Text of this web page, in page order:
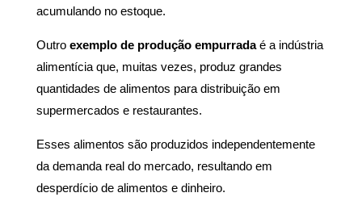
acumulando no estoque.
Outro exemplo de produção empurradaé a indústria
alimentícia que, muitas vezes, produz grandes
quantidades de alimentos para distribuição em
supermercados e restaurantes.
Esses alimentos são produzidos independentemente
da demanda real do mercado, resultando em
desperdício de alimentos e dinheiro.